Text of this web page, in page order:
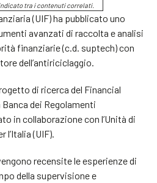
tra i contenuti correlati.
(UIF) ha pubblicato uno
avanzati di raccolta e analisi
finanziarie (c.d. suptech) con
dell’antiriciclaggio.
di ricerca del Financial
dei Regolamenti
in collaborazione con l’Unità di
l’Italia (UIF).
recensite le esperienze di
della supervisione e